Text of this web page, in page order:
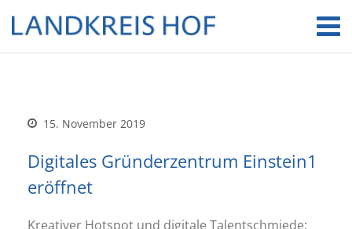
15. November 2019
Digitales Gründerzentrum Einstein1
eröffnet
Kreativer Hotspot und digitale Talentschmiede: